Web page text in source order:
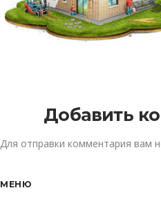
Добавить
Для отправки комментария вам
МЕНЮ